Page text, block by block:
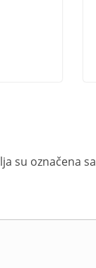
su označena sa